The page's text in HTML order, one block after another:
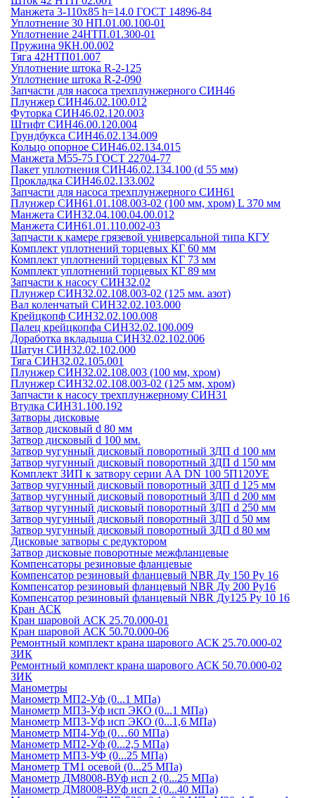
Манжета 3-110х85 h=14.0 ГОСТ 14896-84
Уплотнение 30 НП.01.00.100-01
Уплотнение 24НТП.01.300-01
Пружина 9КН.00.002
Тяга 42НТП01.007
Уплотнение штока R-2-125
Уплотнение штока R-2-090
Запчасти для насоса трехплунжерного СИН46
Плунжер СИН46.02.100.012
Футорка СИН46.02.120.003
Штифт СИН46.00.120.004
Грундбукса СИН46.02.134.009
Кольцо опорное СИН46.02.134.015
Манжета М55-75 ГОСТ 22704-77
Пакет уплотнения СИН46.02.134.100 (d 55 мм)
Прокладка СИН46.02.133.002
Запчасти для насоса трехплунжерного СИН61
Плунжер СИН61.01.108.003-02 (100 мм, хром) L 370 мм
Манжета СИН32.04.100.04.00.012
Манжета СИН61.01.110.002-03
Запчасти к камере грязевой универсальной типа КГУ
Комплект уплотнений торцевых КГ 60 мм
Комплект уплотнений торцевых КГ 73 мм
Комплект уплотнений торцевых КГ 89 мм
Запчасти к насосу СИН32.02
Плунжер СИН32.02.108.003-02 (125 мм. азот)
Вал коленчатый СИН32.02.103.000
Крейцкопф СИН32.02.100.008
Палец крейцкопфа СИН32.02.100.009
Доработка вкладыша СИН32.02.102.006
Шатун СИН32.02.102.000
Тяга СИН32.02.105.001
Плунжер СИН32.02.108.003 (100 мм, хром)
Плунжер СИН32.02.108.003-02 (125 мм, хром)
Запчасти к насосу трехплунжерному СИН31
Втулка СИН31.100.192
Затворы дисковые
Затвор дисковый d 80 мм
Затвор дисковый d 100 мм.
Затвор чугунный дисковый поворотный ЗДП d 100 мм
Затвор чугунный дисковый поворотный ЗДП d 150 мм
Комплект ЗИП к затвору серии АА DN 100 5П120УЕ
Затвор чугунный дисковый поворотный ЗДП d 125 мм
Затвор чугунный дисковый поворотный ЗДП d 200 мм
Затвор чугунный дисковый поворотный ЗДП d 250 мм
Затвор чугунный дисковый поворотный ЗДП d 50 мм
Затвор чугунный дисковый поворотный ЗДП d 80 мм
Дисковые затворы с редуктором
Затвор дисковые поворотные межфланцевые
Компенсаторы резиновые фланцевые
Компенсатор резиновый фланцевый NBR Ду 150 Ру 16
Компенсатор резиновый фланцевый NBR Ду 200 Ру16
Компенсатор резиновый фланцевый NBR Ду125 Ру 10 16
Кран АСК
Кран шаровой АСК 25.70.000-01
Кран шаровой АСК 50.70.000-06
Ремонтный комплект крана шарового АСК 25.70.000-02
ЗИК
Ремонтный комплект крана шарового АСК 50.70.000-02
ЗИК
Манометры
Манометр МП2-Уф (0...1 МПа)
Манометр МП3-Уф исп ЭКО (0...1 МПа)
Манометр МП3-Уф исп ЭКО (0...1,6 МПа)
Манометр МП4-Уф (0…60 МПа)
Манометр МП2-Уф (0...2,5 МПа)
Манометр МП3-УФ (0...25 МПа)
Манометр ТМ1 осевой (0...25 МПа)
Манометр ДМ8008-ВУф исп 2 (0...25 МПа)
Манометр ДМ8008-ВУф исп 2 (0...40 МПа)